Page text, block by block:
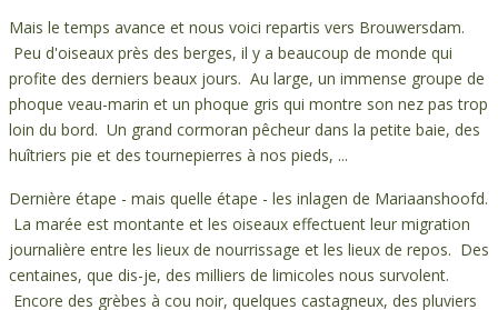
Mais le temps avance et nous voici repartis vers Brouwersdam.
Peu d'oiseaux près des berges, il y a beaucoup de monde qui
profite des derniers beaux jours. Au large, un immense groupe de
phoque veau-marin et un phoque gris qui montre son nez pas trop
loin du bord. Un grand cormoran pêcheur dans la petite baie, des
huîtriers pie et des tournepierres à nos pieds, ...
Dernière étape - mais quelle étape - les inlagen de Mariaanshoofd.
La marée est montante et les oiseaux effectuent leur migration
journalière entre les lieux de nourrissage et les lieux de repos. Des
centaines, que dis-je, des milliers de limicoles nous survolent.
Encore des grèbes à cou noir, quelques castagneux, des pluviers